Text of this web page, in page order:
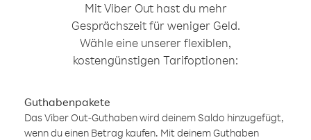
Mit Viber Out hast du mehr
Gesprächszeit für weniger Geld.
Wähle eine unserer flexiblen,
kostengünstigen Tarifoptionen:
Guthabenpakete
Das Viber Out-Guthaben wird deinem Saldo hinzugefügt,
wenn du einen Betrag kaufen. Mit deinem Guthaben